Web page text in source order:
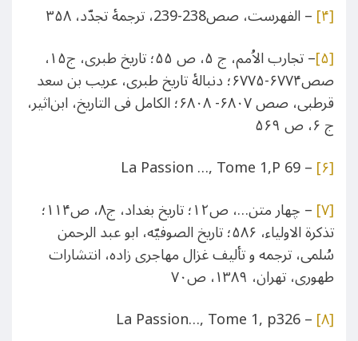
[۴] – الفهرست، صص238-239، ترجمۀ تجدّد، ۳۵۸
[۵]
– تجارب الاُمم، ج ۵، ص ۵۵؛ تاریخ طبری، ج۱۵،
صص۶۷۷۴-۶۷۷۵؛ دنبالۀ تاریخ طبری، عریب بن سعد
قرطبی، صص ۶۸۰۷- ۶۸۰۸؛ الکامل فی التاریخ، ابن‌اثیر،
ج ۶، ص ۵۶۹
[۶] – La Passion …, Tome 1,P 69
[۷]
– چهار متن…، ص۱۲؛ تاریخ بغداد، ج۸، ص۱۱۴؛
تذکرة الاولیاء، ۵۸۶؛ تاریخ الصوفیّه، ابو عبد الرحمن
سُلمی، ترجمه و تألیف غزال مهاجری زاده، انتشارات
طهوری، تهران، ۱۳۸۹، ص۷۰
[۸] – La Passion…, Tome 1, p326